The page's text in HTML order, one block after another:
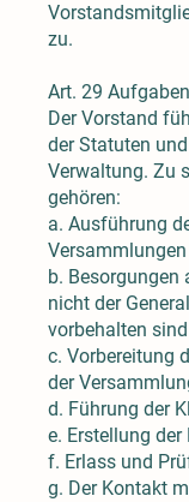
zu.
Art. 29 Aufgaben
Der Vorstand
der Statuten
Verwaltung. Zu
gehören:
a. Ausführung
Versammlungen
b. Besorgungen
nicht der
vorbehalten sind
c. Vorbereitung
der
d. Führung der
e. Erstellung
f. Erlass und
g. Der Kontakt